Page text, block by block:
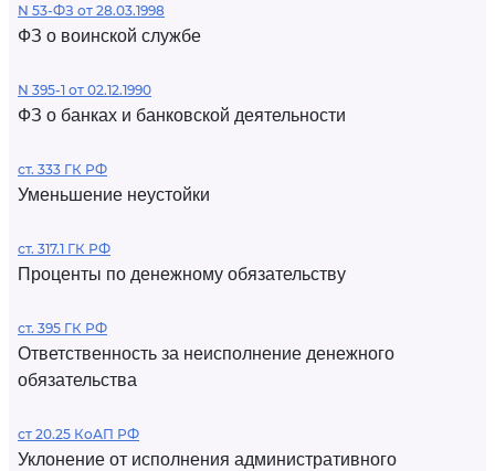
N 53-ФЗ от 28.03.1998
ФЗ о воинской службе
N 395-1 от 02.12.1990
ФЗ о банках и банковской деятельности
ст. 333 ГК РФ
Уменьшение неустойки
ст. 317.1 ГК РФ
Проценты по денежному обязательству
ст. 395 ГК РФ
Ответственность за неисполнение денежного
обязательства
ст 20.25 КоАП РФ
Уклонение от исполнения административного